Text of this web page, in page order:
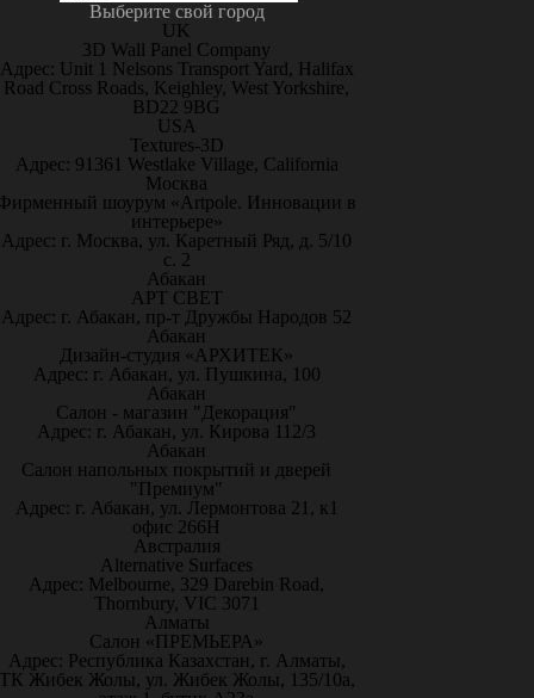
Выберите свой город
UK
3D Wall Panel Company
Адрес: Unit 1 Nelsons Transport Yard, Halifax
Road Cross Roads, Keighley, West Yorkshire,
BD22 9BG
USA
Textures-3D
Адрес: 91361 Westlake Village, California
Москва
шоурум «Artpole. Инновации в
интерьере»
Адрес: г. Москва, ул. Каретный Ряд, д. 5/10
с. 2
Абакан
АРТ СВЕТ
Адрес: г. Абакан, пр-т Дружбы Народов 52
Абакан
Дизайн-студия «АРХИТЕК»
Адрес: г. Абакан, ул. Пушкина, 100
Абакан
Салон - магазин "Декорация"
Адрес: г. Абакан, ул. Кирова 112/3
Абакан
Салон напольных покрытий и дверей
"Премиум"
Адрес: г. Абакан, ул. Лермонтова 21, к1
офис 266Н
Австралия
Alternative Surfaces
Адрес: Melbourne, 329 Darebin Road,
Thornbury, VIC 3071
Алматы
Салон «ПРЕМЬЕРА»
Адрес: Республика Казахстан, г. Алматы,
Жибек Жолы, ул. Жибек Жолы, 135/10а,